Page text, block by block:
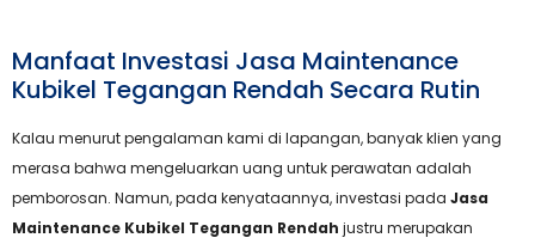
Manfaat Investasi Jasa Maintenance
Kubikel Tegangan Rendah Secara Rutin
Kalau menurut pengalaman kami di lapangan, banyak klien yang
merasa bahwa mengeluarkan uang untuk perawatan adalah
pemborosan. Namun, pada kenyataannya, investasi pada Jasa
Maintenance Kubikel Tegangan Rendah justru merupakan